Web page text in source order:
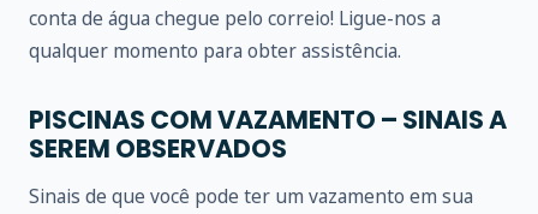
conta de água chegue pelo correio! Ligue-nos a
qualquer momento para obter assistência.
PISCINAS COM VAZAMENTO – SINAIS A
SEREM OBSERVADOS
Sinais de que você pode ter um vazamento em sua